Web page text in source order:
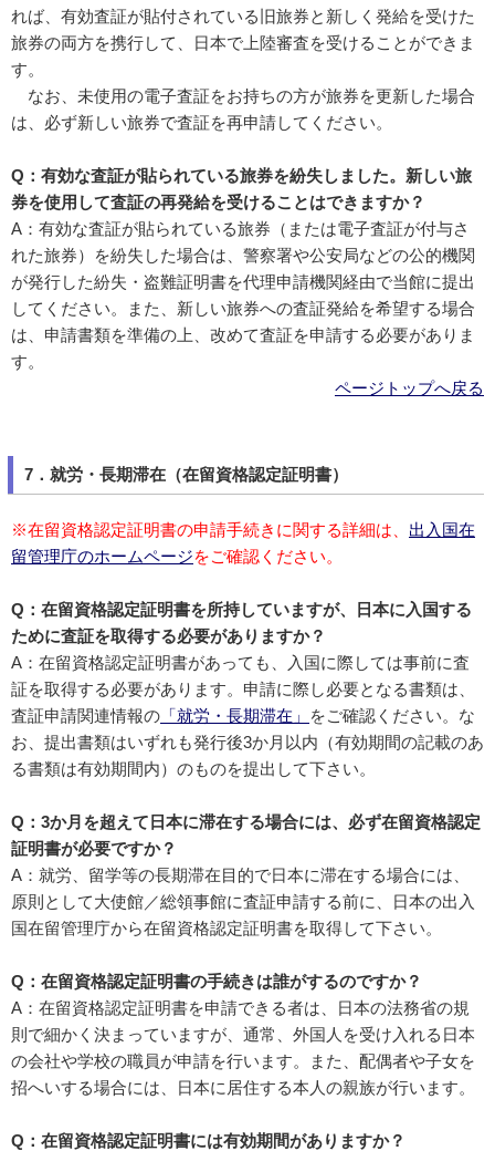
れば、有効査証が貼付されている旧旅券と新しく発給を受けた
旅券の両方を携行して、日本で上陸審査を受けることができま
す。
なお、未使用の電子査証をお持ちの方が旅券を更新した場合
は、必ず新しい旅券で査証を再申請してください。
Q：有効な査証が貼られている旅券を紛失しました。新しい旅
券を使用して査証の再発給を受けることはできますか？
A：有効な査証が貼られている旅券（または電子査証が付与さ
れた旅券）を紛失した場合は、警察署や公安局などの公的機関
が発行した紛失・盗難証明書を代理申請機関経由で当館に提出
してください。また、新しい旅券への査証発給を希望する場合
は、申請書類を準備の上、改めて査証を申請する必要がありま
す。
ページトップへ戻る
7．就労・長期滞在（在留資格認定証明書）
※在留資格認定証明書の申請手続きに関する詳細は、 出入国在
留管理庁のホームページをご確認ください。
Q：在留資格認定証明書を所持していますが、日本に入国する
ために査証を取得する必要がありますか？
A：在留資格認定証明書があっても、入国に際しては事前に査
証を取得する必要があります。申請に際し必要となる書類は、
査証申請関連情報の 「就労・長期滞在」
をご確認ください。な
お、提出書類はいずれも発行後3か月以内（有効期間の記載のあ
る書類は有効期間内）のものを提出して下さい。
Q：3か月を超えて日本に滞在する場合には、必ず在留資格認定
証明書が必要ですか？
A：就労、留学等の長期滞在目的で日本に滞在する場合には、
原則として大使館／総領事館に査証申請する前に、日本の出入
国在留管理庁から在留資格認定証明書を取得して下さい。
Q：在留資格認定証明書の手続きは誰がするのですか？
A：在留資格認定証明書を申請できる者は、日本の法務省の規
則で細かく決まっていますが、通常、外国人を受け入れる日本
の会社や学校の職員が申請を行います。また、配偶者や子女を
招へいする場合には、日本に居住する本人の親族が行います。
Q：在留資格認定証明書には有効期間がありますか？